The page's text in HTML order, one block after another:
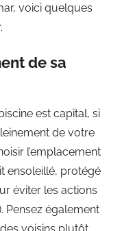
voici quelques
de sa
est capital, si
de votre
l’emplacement
ensoleillé, protégé
éviter les actions
Pensez également